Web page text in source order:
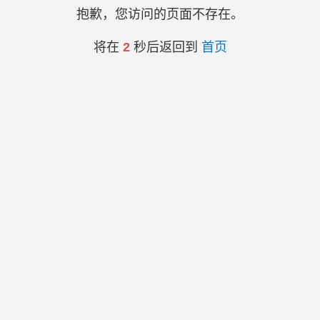
抱歉，您访问的页面不存在。
将在 2秒后返回到 首页